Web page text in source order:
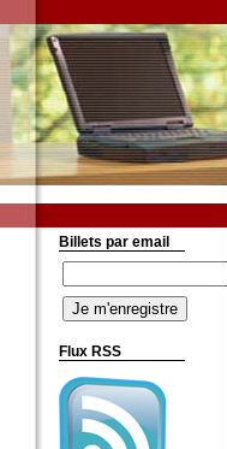
Billets par email
Flux RSS